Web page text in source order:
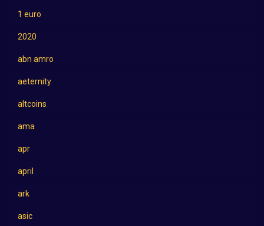
1 euro
2020
abn amro
aeternity
altcoins
ama
apr
april
ark
asic